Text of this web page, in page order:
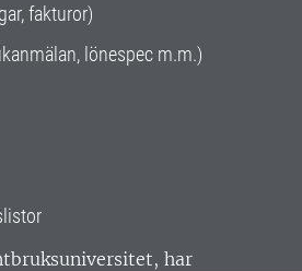
fakturor)
lönespec m.m.)
har